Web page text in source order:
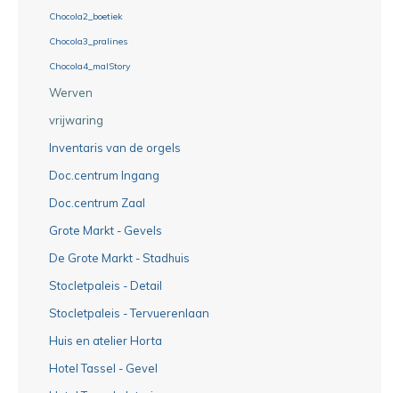
Chocola2_boetiek
Chocola3_pralines
Chocola4_malStory
Werven
vrijwaring
Inventaris van de orgels
Doc.centrum Ingang
Doc.centrum Zaal
Grote Markt - Gevels
De Grote Markt - Stadhuis
Stocletpaleis - Detail
Stocletpaleis - Tervuerenlaan
Huis en atelier Horta
Hotel Tassel - Gevel